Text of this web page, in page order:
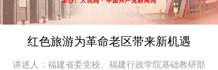
红色旅游为革命老区带来新机遇
讲述人：福建省委党校、福建行政学院基础教研部